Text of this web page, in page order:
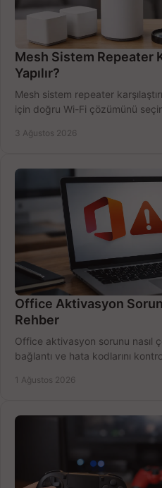
Mesh Sistem Repeater
Yapılır?
Mesh sistem repeater
için doğru Wi-Fi çözümünü
3 Ağustos 2026
Office Aktivasyon
Rehber
Office aktivasyon sorunu nasıl
bağlantı ve hata kodlarını
1 Ağustos 2026